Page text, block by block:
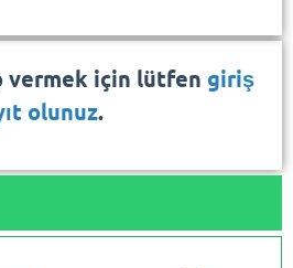
vermek için lütfen giriş
olunuz.